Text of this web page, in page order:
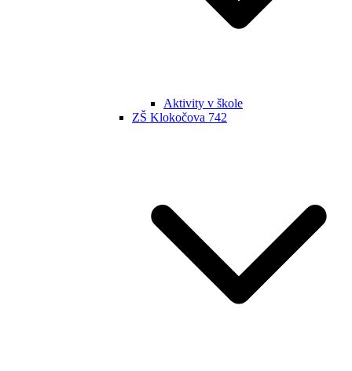
Aktivity v škole
ZŠ Klokočova 742